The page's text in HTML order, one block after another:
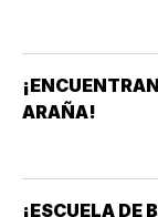
ARAÑA!
¡ESCUELA DE